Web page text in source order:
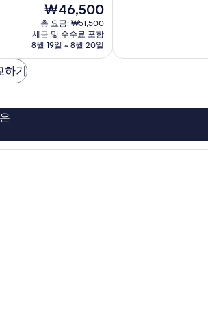
현
재
요
금
₩46,500
₩46,500
총 요금: ₩51,500
세금 및 수수료 포함
8월 19일 ~ 8월 20일
우
요,
후
하기